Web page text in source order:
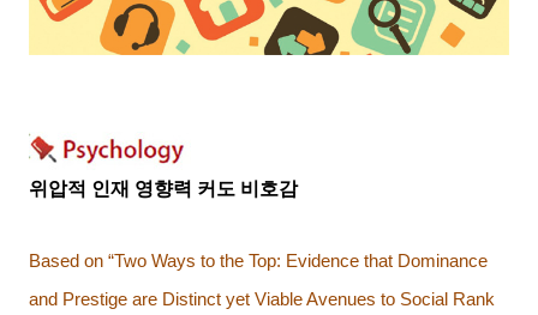
위압적 인재 영향력 커도 비호감
Based on “Two Ways to the Top: Evidence that Dominance
and Prestige are Distinct yet Viable Avenues to Social Rank